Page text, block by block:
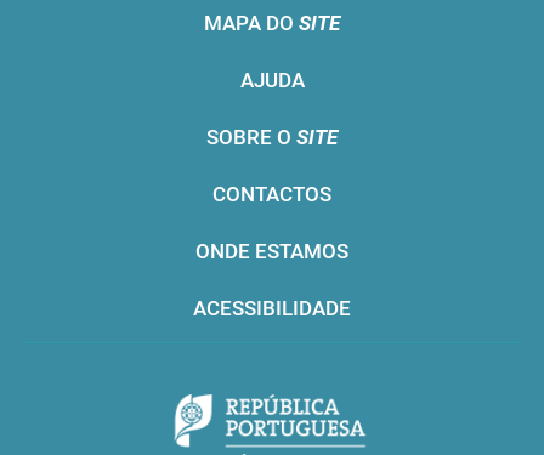
MAPA DO SITE
AJUDA
SOBRE O SITE
CONTACTOS
ONDE ESTAMOS
ACESSIBILIDADE